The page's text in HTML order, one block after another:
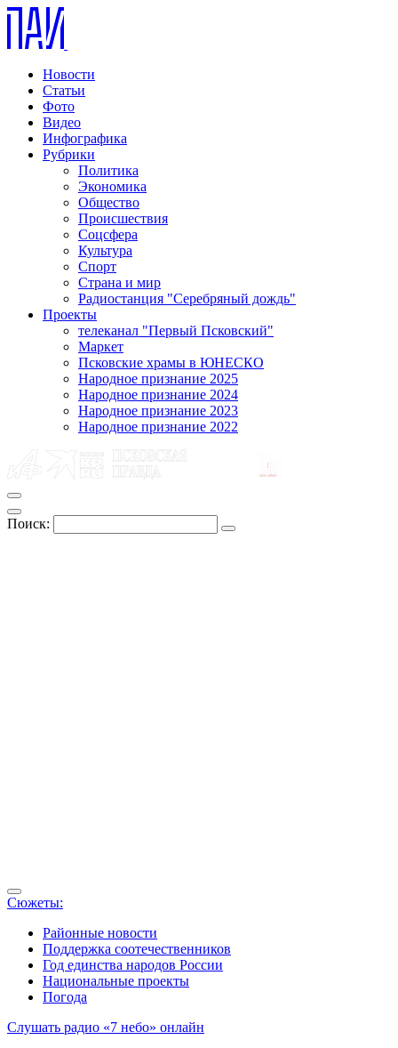
Новости
Статьи
Фото
Видео
Инфографика
Рубрики
Политика
Экономика
Общество
Происшествия
Соцсфера
Культура
Спорт
Страна и мир
Радиостанция "Серебряный дождь"
Проекты
телеканал "Первый Псковский"
Маркет
Псковские храмы в ЮНЕСКО
Народное признание 2025
Народное признание 2024
Народное признание 2023
Народное признание 2022
Поиск:
Сюжеты:
Районные новости
Поддержка соотечественников
Год единства народов России
Национальные проекты
Погода
Слушать радио «7 небо» онлайн